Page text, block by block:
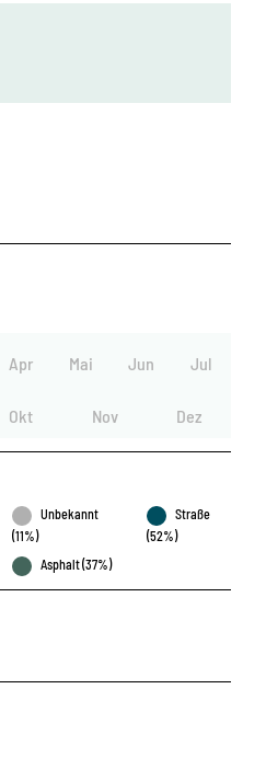
Apr Mai Jun Jul
Okt Nov Dez
Unbekannt
(11%)
Straße
(52%)
Asphalt (37%)